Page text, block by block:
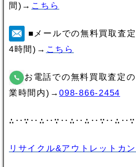
間)→ こちら
■メールでの無料買取査
4時間)→ こちら
お電話での無料買取査定
業時間内)→098-866-2454
リサイクル&アウトレットカ